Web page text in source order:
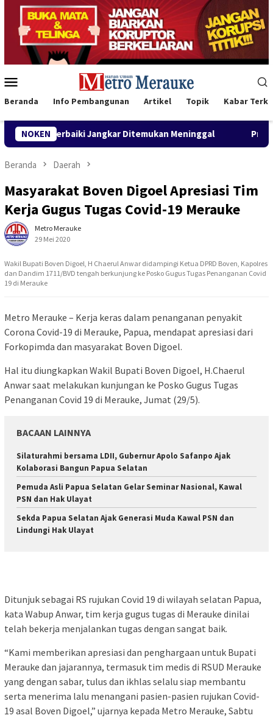
Loncat
konten
Mobile
Beranda Info Pembangunan Artikel Topik Kabar
NOKEN
Perbaiki Jangkar Ditemukan Meninggal Program CSR
Beranda Daerah
Masyarakat Boven Digoel Apresiasi Tim
Kerja Gugus Tugas Covid-19 Merauke
Metro Merauke
29 Mei 2020
Wakil Bupati Boven Digoel, H Chaerul Anwar didampingi Ketua DPRD Boven, Kapolres
dan Dandim 1711/BVD tengah berkunjung ke Posko Gugus Tugas Penanganan Covid
19 di Merauke
Metro Merauke – Kerja keras dalam penanganan penyakit
Corona Covid-19 di Merauke, Papua, mendapat apresiasi dari
Forkopimda dan masyarakat Boven Digoel.
Hal itu diungkapkan Wakil Bupati Boven Digoel, H.Chaerul
Anwar saat melakukan kunjungan ke Posko Gugus Tugas
Penanganan Covid 19 di Merauke, Jumat (29/5).
BACAAN LAINNYA
Silaturahmi bersama LDII, Gubernur Apolo Safanpo Ajak
Kolaborasi Bangun Papua Selatan
Pemuda Asli Papua Selatan Gelar Seminar Nasional, Kawal
PSN dan Hak Ulayat
Sekda Papua Selatan Ajak Generasi Muda Kawal PSN dan
Lindungi Hak Ulayat
Ditunjuk sebagai RS rujukan Covid 19 di wilayah selatan Papua,
kata Wabup Anwar, tim kerja gugus tugas di Merauke dinilai
telah bekerja menjalankan tugas dengan sangat baik.
“Kami memberikan apresiasi dan penghargaan untuk Bupati
Merauke dan jajarannya, termasuk tim medis di RSUD Merauke
yang dengan sabar, tulus dan ikhlas selalu siap membantu
serta menerima lalu menangani pasien-pasien rujukan Covid-
19 asal Boven Digoel,” ujarnya kepada Metro Merauke, Sabtu